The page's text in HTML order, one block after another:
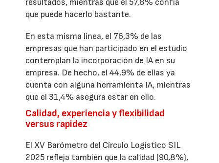
que puede hacerlo bastante.
En esta misma línea, el 76,3% de las
empresas que han participado en el estudio
contemplan la incorporación de IA en su
empresa. De hecho, el 44,9% de ellas ya
cuenta con alguna herramienta IA, mientras
que el 31,4% asegura estar en ello.
Calidad, experiencia y flexibilidad
versus rapidez
El XV Barómetro del Círculo Logístico SIL
2025 refleja también que la calidad (90,8%),